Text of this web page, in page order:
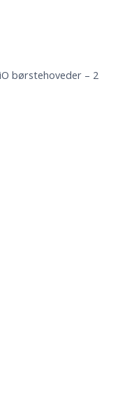
børstehoveder – 2